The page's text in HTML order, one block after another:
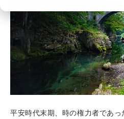
平安時代末期、時の権力者であっ